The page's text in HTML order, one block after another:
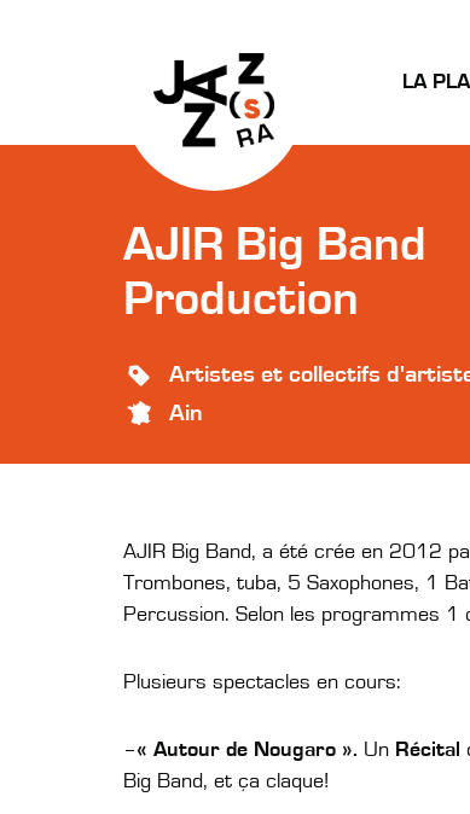
LA
AJIR Big Band
Production
Artistes et collectifs
Ain
AJIR Big Band, a été crée en 2012
Trombones, tuba, 5 Saxophones, 1
Percussion. Selon les programmes 1
Plusieurs spectacles en cours:
–« Autour de Nougaro ». Un Récital
Big Band, et ça claque!